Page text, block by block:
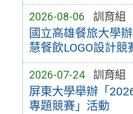
2026-08-06 訓育組
國立高雄餐旅大學
慧餐飲LOGO設計競
2026-07-24 訓育組
屏東大學舉辦「
專題競賽」活動